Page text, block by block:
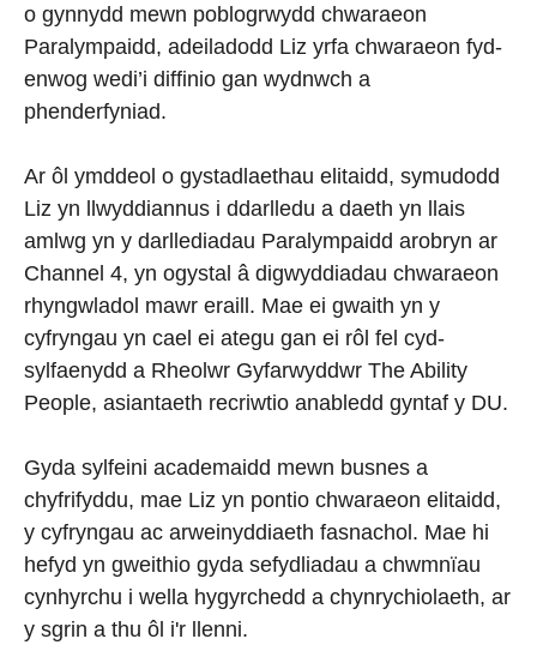
o gynnydd mewn poblogrwydd chwaraeon
Paralympaidd, adeiladodd Liz yrfa chwaraeon fyd-
enwog wedi’i diffinio gan wydnwch a
phenderfyniad.
Ar ôl ymddeol o gystadlaethau elitaidd, symudodd
Liz yn llwyddiannus i ddarlledu a daeth yn llais
amlwg yn y darllediadau Paralympaidd arobryn ar
Channel 4, yn ogystal â digwyddiadau chwaraeon
rhyngwladol mawr eraill. Mae ei gwaith yn y
cyfryngau yn cael ei ategu gan ei rôl fel cyd-
sylfaenydd a Rheolwr Gyfarwyddwr The Ability
People, asiantaeth recriwtio anabledd gyntaf y DU.
Gyda sylfeini academaidd mewn busnes a
chyfrifyddu, mae Liz yn pontio chwaraeon elitaidd,
y cyfryngau ac arweinyddiaeth fasnachol. Mae hi
hefyd yn gweithio gyda sefydliadau a chwmnïau
cynhyrchu i wella hygyrchedd a chynrychiolaeth, ar
y sgrin a thu ôl i'r llenni.